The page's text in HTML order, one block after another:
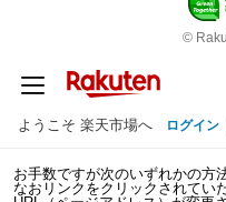
©
ようこそ 楽天市場へ ログイン
お手数ですが次のいずれかの方
なおリンクをクリックされてい